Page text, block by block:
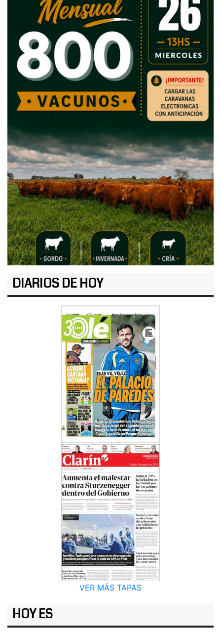
DIARIOS DE HOY
VER MÁS TAPAS
HOY ES